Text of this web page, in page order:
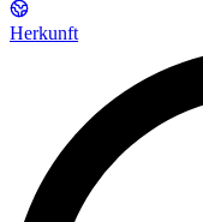
Herkunft